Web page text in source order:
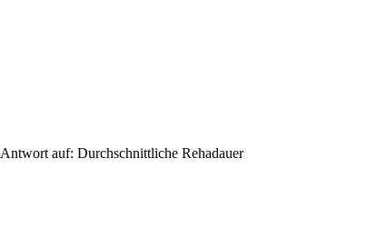
Antwort auf: Durchschnittliche Rehadauer